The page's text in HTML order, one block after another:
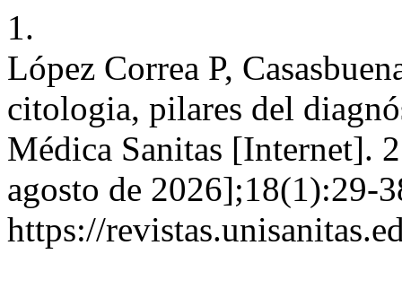
1.
López Correa P,
citologia, pilares del
Médica Sanitas [Internet].
agosto de 2026];18(1):29-
https://